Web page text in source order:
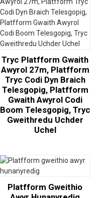
Tryc Platfform Gwaith
Awyrol 27m, Platfform
Tryc Codi Dyn Braich
Telesgopig, Platfform
Gwaith Awyrol Codi
Boom Telesgopig, Tryc
Gweithredu Uchder
Uchel
Platfform Gweithio